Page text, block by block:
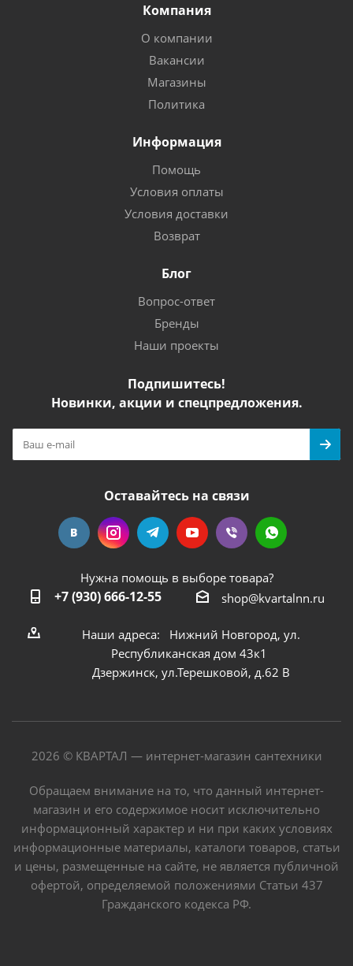
Компания
О компании
Вакансии
Магазины
Политика
Информация
Помощь
Условия оплаты
Условия доставки
Возврат
Блог
Вопрос-ответ
Бренды
Наши проекты
Подпишитесь!
Новинки, акции и спецпредложения.
Оставайтесь на связи
Нужна помощь в выборе товара?
+7 (930) 666-12-55 shop@kvartalnn.ru
Наши адреса: Нижний Новгород, ул.
Республиканская дом 43к1
Дзержинск, ул.Терешковой, д.62 В
2026 © КВАРТАЛ — интернет-магазин сантехники
Обращаем внимание на то, что данный интернет-
магазин и его содержимое носит исключительно
информационный характер и ни при каких условиях
информационные материалы, каталоги товаров, статьи
и цены, размещенные на сайте, не является публичной
офертой, определяемой положениями Статьи 437
Гражданского кодекса РФ.